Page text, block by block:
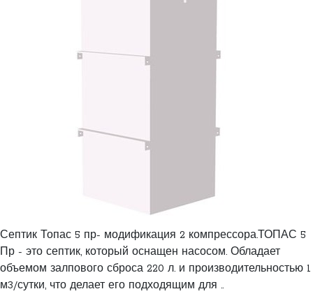
Септик Топас 5 пр- модификация 2 компрессора.ТОПАС 5
Пр - это септик, который оснащен насосом. Обладает
объемом залпового сброса 220 л. и производительностью 1
м3/сутки, что делает его подходящим для ..